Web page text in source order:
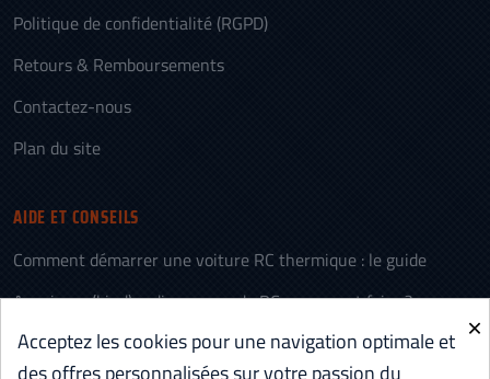
Politique de confidentialité (RGPD)
Retours & Remboursements
Contactez-nous
Plan du site
AIDE ET CONSEILS
Comment démarrer une voiture RC thermique : le guide
Appairage (bind) radiocommande RC : comment faire ?
L’histoire des voitures télécommandées (RC)
×
Acceptez les cookies pour une navigation optimale et
des offres personnalisées sur votre passion du